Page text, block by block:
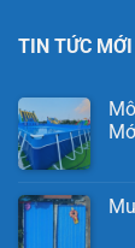
TIN TỨC MỚI